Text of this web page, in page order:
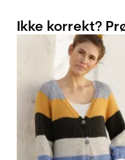
Ikke korrekt?